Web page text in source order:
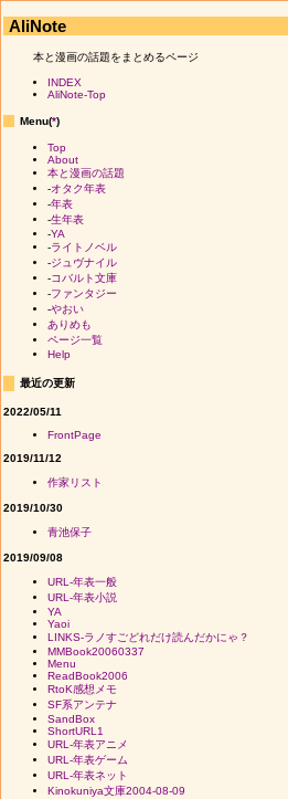
AliNote
本と漫画の話題をまとめるページ
INDEX
AliNote-Top
Menu(*)
Top
About
本と漫画の話題
-オタク年表
-年表
-生年表
-YA
-ライトノベル
-ジュヴナイル
-コバルト文庫
-ファンタジー
-やおい
ありめも
ページ一覧
Help
最近の更新
2022/05/11
FrontPage
2019/11/12
作家リスト
2019/10/30
青池保子
2019/09/08
URL-年表一般
URL-年表小説
YA
Yaoi
LINKS-ラノすごどれだけ読んだかにゃ？
MMBook20060337
Menu
ReadBook2006
RtoK感想メモ
SF系アンテナ
SandBox
ShortURL1
URL-年表アニメ
URL-年表ゲーム
URL-年表ネット
Kinokuniya文庫2004-08-09